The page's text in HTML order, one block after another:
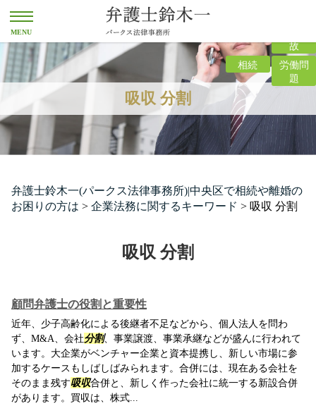
吸収 分割
故
相続
労働問
題
弁護士鈴木一(パークス法律事務所)|中央区で相続や離婚の
お困りの方は > 企業法務に関するキーワード > 吸収 分割
吸収 分割
顧問弁護士の役割と重要性
近年、少子高齢化による後継者不足などから、個人法人を問わ
ず、M&A、会社分割、事業譲渡、事業承継などが盛んに行われて
います。大企業がベンチャー企業と資本提携し、新しい市場に参
加するケースもしばしばみられます。合併には、現在ある会社を
そのまま残す吸収合併と、新しく作った会社に統一する新設合併
があります。買収は、株式...